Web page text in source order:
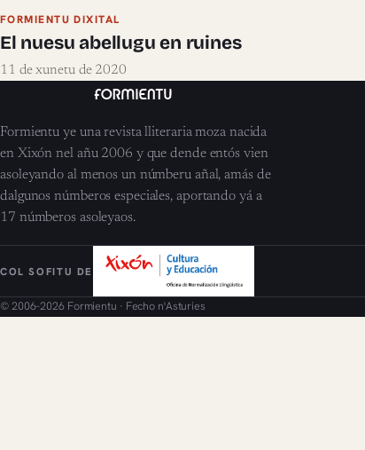
FORMIENTU DIXITAL
El nuesu abellugu en ruines
11 de xunetu de 2020
Formientu ye una revista lliteraria moza nacida
en Xixón nel añu 2006 y que dende entós vien
asoleyando al menos un númberu añal, amás de
dalgunos númberos especiales, aportando yá a
17 númberos asoleyaos.
COL SOFITU DE
© 2006–2026 Formientu · Fecho n'Asturies